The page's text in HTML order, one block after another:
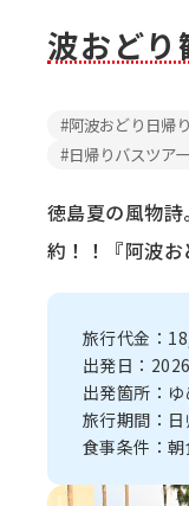
波おどり
阿波おどり日帰
日帰りバスツアー
徳島夏の風物
約！！『阿波
旅行代金：
出発日：
出発箇所：
旅行期間：日
食事条件：